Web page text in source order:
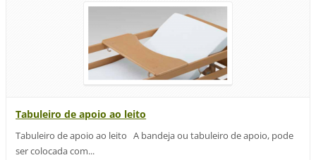
Tabuleiro de apoio ao leito
Tabuleiro de apoio ao leito A bandeja ou tabuleiro de apoio, pode
ser colocada com...